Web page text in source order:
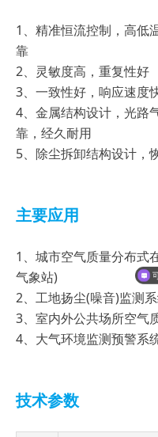
1、精准恒流控制，高低
靠
2、灵敏度高，重复性好
3、一致性好，响应速度
4、金属结构设计，光路
靠，经久耐用
5、除尘拆卸结构设计，
主要应用
1、城市空气质量分布式
气象站)
2、工地扬尘(噪音)监测
3、室内外公共场所空气
4、大气环境监测预警系
技术参数